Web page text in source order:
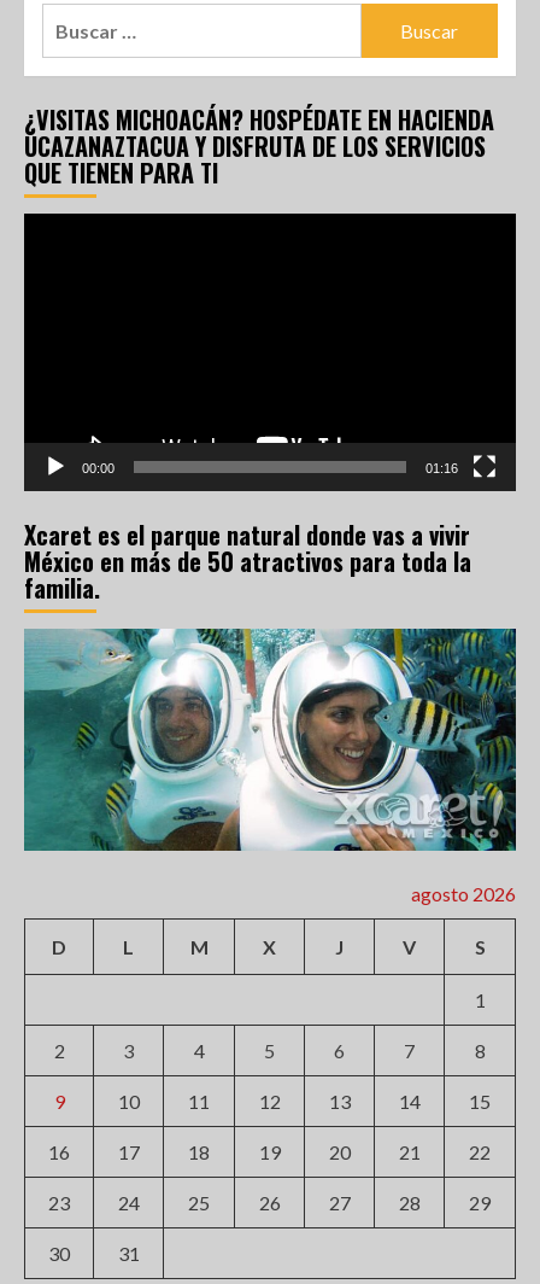
¿VISITAS MICHOACÁN? HOSPÉDATE EN HACIENDA
UCAZANAZTACUA Y DISFRUTA DE LOS SERVICIOS
QUE TIENEN PARA TI
00:00 01:16
Xcaret es el parque natural donde vas a vivir
México en más de 50 atractivos para toda la
familia.
agosto 2026
D L M X J V S
1
2 3 4 5 6 7 8
9 10 11 12 13 14 15
16 17 18 19 20 21 22
23 24 25 26 27 28 29
30 31